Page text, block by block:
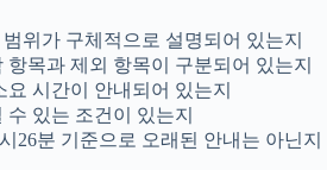
위가 구체적으로 설명되어 있는지
목과 제외 항목이 구분되어 있는지
시간이 안내되어 있는지
있는 조건이 있는지
26분 기준으로 오래된 안내는 아닌지